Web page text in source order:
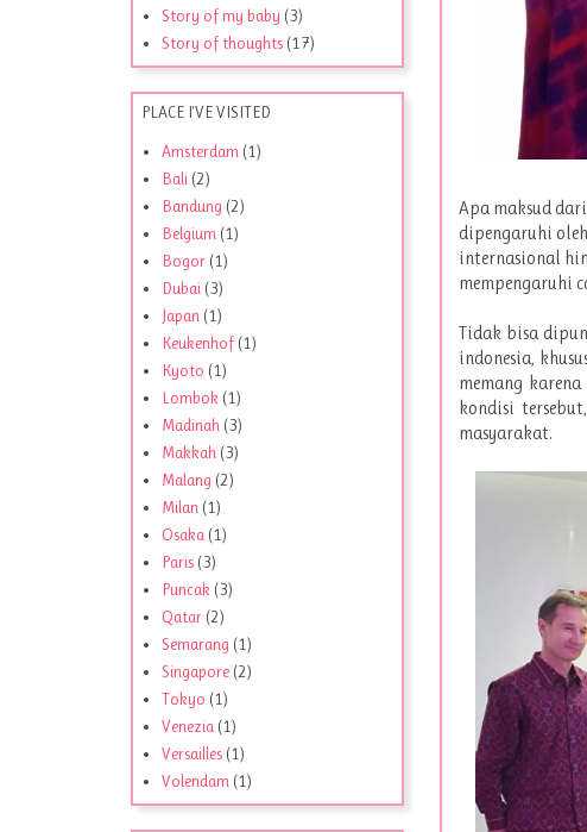
Apa maksud
dipengaruhi
internasional
mempengaruhi
Tidak bisa
indonesia,
memang
kondisi
masyarakat.
Story of my baby (3)
Story of thoughts (17)
PLACE I'VE VISITED
Amsterdam (1)
Bali (2)
Bandung (2)
Belgium (1)
Bogor (1)
Dubai (3)
Japan (1)
Keukenhof (1)
Kyoto (1)
Lombok (1)
Madinah (3)
Makkah (3)
Malang (2)
Milan (1)
Osaka (1)
Paris (3)
Puncak (3)
Qatar (2)
Semarang (1)
Singapore (2)
Tokyo (1)
Venezia (1)
Versailles (1)
Volendam (1)